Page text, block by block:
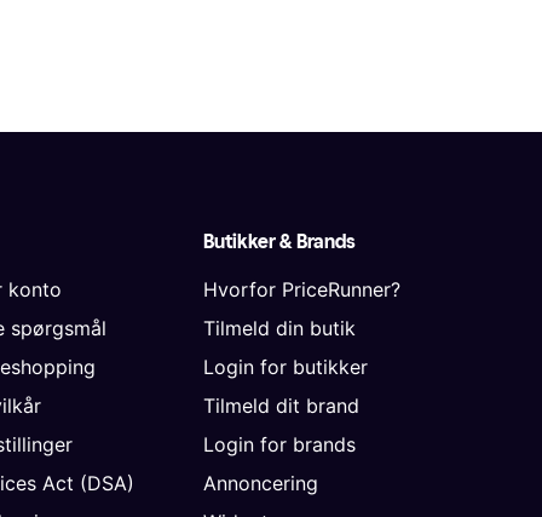
konto
spørgsmål
Act (DSA)
Butikker & Brands
Hvorfor PriceRunner?
Tilmeld din butik
Login for butikker
Tilmeld dit brand
Login for brands
Annoncering